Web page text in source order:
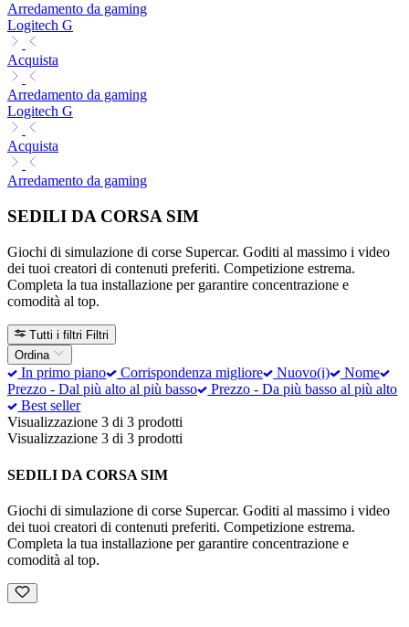
Arredamento da gaming
Logitech G
Acquista
Arredamento da gaming
Logitech G
Acquista
Arredamento da gaming
SEDILI DA CORSA SIM
Giochi di simulazione di corse Supercar. Goditi al massimo i video
dei tuoi creatori di contenuti preferiti. Competizione estrema.
Completa la tua installazione per garantire concentrazione e
comodità al top.
Tutti i filtri Filtri
Ordina
In primo piano Corrispondenza migliore Nuovo(i)
Nome
Prezzo - Dal più alto al più basso
Prezzo - Da più basso al più alto
Best seller
Visualizzazione 3 di 3 prodotti
Visualizzazione 3 di 3 prodotti
SEDILI DA CORSA SIM
Giochi di simulazione di corse Supercar. Goditi al massimo i video
dei tuoi creatori di contenuti preferiti. Competizione estrema.
Completa la tua installazione per garantire concentrazione e
comodità al top.